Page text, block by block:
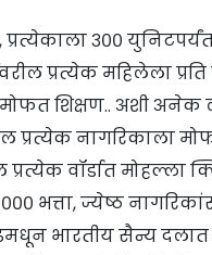
३००
प्रत्येक महिलेला
मोफत शिक्षण.. अशी
प्रत्येक नागरिकाला
वॉर्डात मोहल्ला
भत्ता, ज्येष्ठ
भारतीय सैन्य